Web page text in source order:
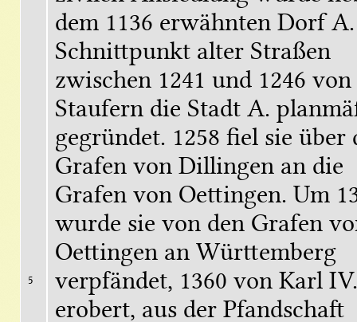
5
dem 1136 erwähnten Dorf
Schnittpunkt alter Straßen
zwischen 1241 und 1246 von
Staufern die Stadt A.
gegründet. 1258 fiel sie über
Grafen von Dillingen an die
Grafen von Oettingen. Um
wurde sie von den Grafen
Oettingen an Württemberg
verpfändet, 1360 von Karl IV.
erobert, aus der Pfandschaft